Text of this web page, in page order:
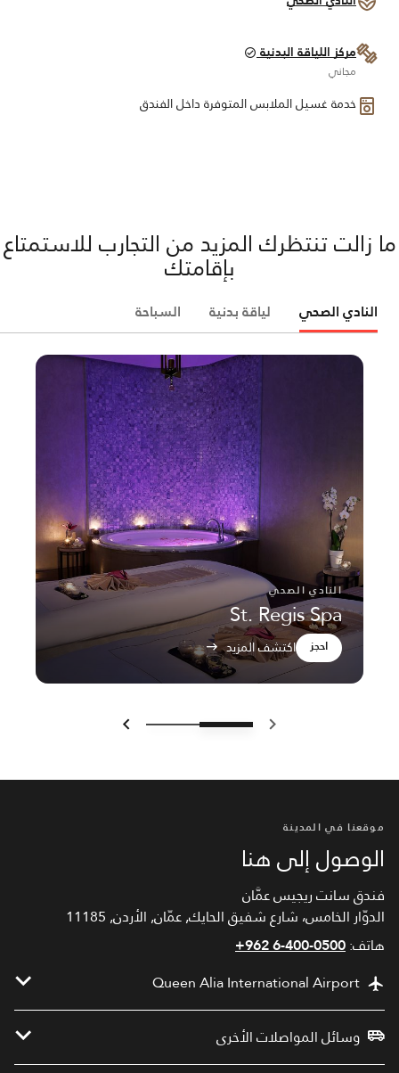
مركز اللياقة البدنية
مجاني
خدمة غسيل الملابس المتوفرة داخل الفندق
ما زالت تنتظرك المزيد من التجارب للاستمتاع
بإقامتك
النادي الصحي لياقة بدنية السباحة
النادي الصحي
St. Regis Spa
احجز اكتشف المزيد
السابق التالي
موقعنا في المدينة
الوصول إلى هنا
فندق سانت ريجيس عمَّان
الدوّار الخامس، شارع شفيق الحايك, عمّان, الأردن, 11185
هاتف:+962 6-400-0500
Queen Alia International Airport
وسائل المواصلات الأخرى